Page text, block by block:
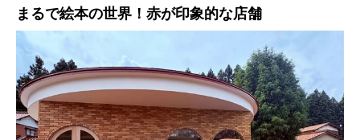
まるで絵本の世界！赤が印象的な店舗